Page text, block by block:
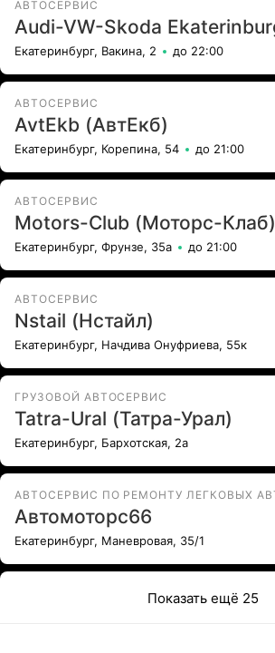
АВТОСЕРВИС
Екатеринбург, Вакина, 2 до 22:00
АВТОСЕРВИС
AvtEkb (АвтЕкб)
Екатеринбург, Корепина, 54 до 21:00
АВТОСЕРВИС
Motors-Club (Моторс-Клаб)
Екатеринбург, Фрунзе, 35а до 21:00
АВТОСЕРВИС
Nstail (Нстайл)
Екатеринбург, Начдива Онуфриева, 55к
ГРУЗОВОЙ АВТОСЕРВИС
Tatra-Ural (Татра-Урал)
Екатеринбург, Бархотская, 2а
Автомоторс66
Екатеринбург, Маневровая, 35/1
Показать ещё 25